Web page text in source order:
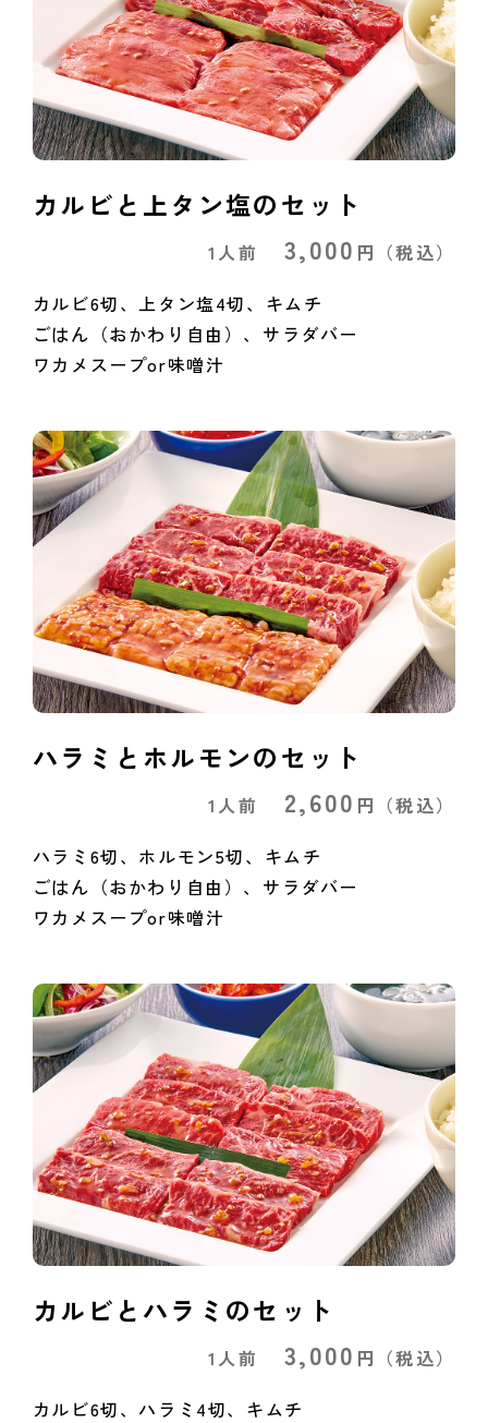
カルビと上タン塩のセット
1人前 3,000 円 （税込）
カルビ6切、上タン塩4切、キムチ
ごはん（おかわり自由）、サラダバー
ワカメスープor味噌汁
ハラミとホルモンのセット
1人前 2,600 円 （税込）
ハラミ6切、ホルモン5切、キムチ
ごはん（おかわり自由）、サラダバー
ワカメスープor味噌汁
カルビとハラミのセット
1人前 3,000 円 （税込）
カルビ6切、ハラミ4切、キムチ